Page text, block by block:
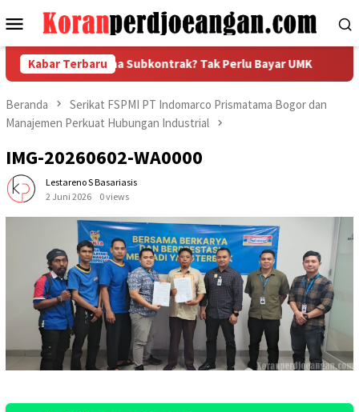
ke
Menu
Mobile
Kabar Terbaru
Jadi Pengusaha Subkontrak? Tak Perlu Bayar UMK
Beranda
Serikat FSPMI PT Indomarco Prismatama Bogor dan
Manajemen Perkuat Hubungan Industrial
IMG-20260602-WA0000
Lestareno S Basariasis
2 Juni 2026
0 views